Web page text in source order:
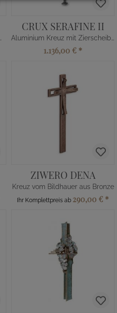
CRUX SERAFINE II
Aluminium Kreuz mit Zierscheibe
1.136,00 € *
ZIWERO DENA
Kreuz vom Bildhauer aus Bronze
Ihr Komplettpreis ab 290,00 € *